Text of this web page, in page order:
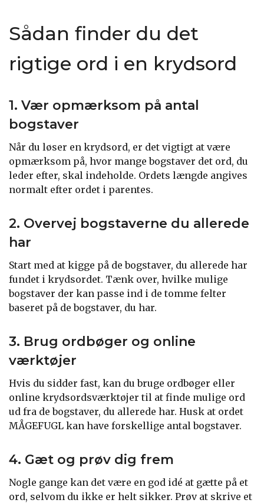
Sådan finder du det
rigtige ord i en krydsord
1. Vær opmærksom på antal
bogstaver
Når du løser en krydsord, er det vigtigt at være
opmærksom på, hvor mange bogstaver det ord, du
leder efter, skal indeholde. Ordets længde angives
normalt efter ordet i parentes.
2. Overvej bogstaverne du allerede
har
Start med at kigge på de bogstaver, du allerede har
fundet i krydsordet. Tænk over, hvilke mulige
bogstaver der kan passe ind i de tomme felter
baseret på de bogstaver, du har.
3. Brug ordbøger og online
værktøjer
Hvis du sidder fast, kan du bruge ordbøger eller
online krydsordsværktøjer til at finde mulige ord
ud fra de bogstaver, du allerede har. Husk at ordet
MÅGEFUGL kan have forskellige antal bogstaver.
4. Gæt og prøv dig frem
Nogle gange kan det være en god idé at gætte på et
ord, selvom du ikke er helt sikker. Prøv at skrive et